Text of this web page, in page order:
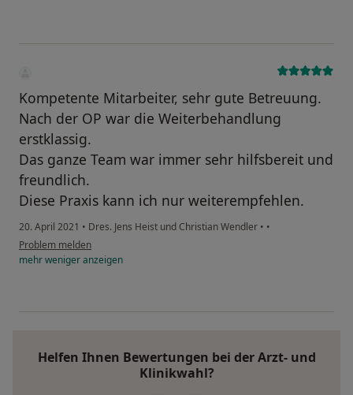
Kompetente Mitarbeiter, sehr gute Betreuung.
Nach der OP war die Weiterbehandlung
erstklassig.
Das ganze Team war immer sehr hilfsbereit und
freundlich.
Diese Praxis kann ich nur weiterempfehlen.
20. April 2021 • Dres. Jens Heist und Christian Wendler • •
Problem melden
mehrwenigeranzeigen
Helfen Ihnen Bewertungen bei der Arzt- und
Klinikwahl?